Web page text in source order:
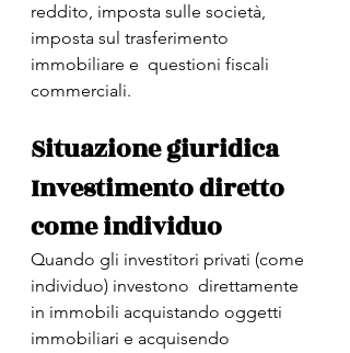
reddito, imposta sulle società,
imposta sul trasferimento
immobiliare e  questioni fiscali
commerciali.
Situazione giuridica
Investimento diretto
come individuo
Quando gli investitori privati (come
individuo) investono  direttamente
in immobili acquistando oggetti
immobiliari e acquisendo